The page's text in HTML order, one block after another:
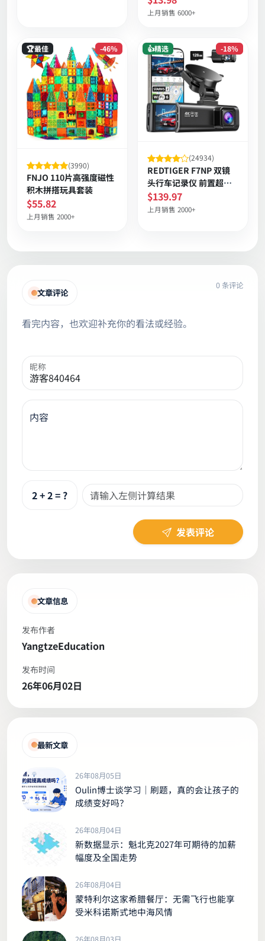
同步 兼容多款iPhone
上月销售 6000+
-46%
🏆最佳
(3990)
FNJO 110片高强度磁性
积木拼搭玩具套装
$55.82
上月销售 2000+
-18%
👍精选
(24934)
REDTIGER F7NP 双镜
头行车记录仪 前置超清
四千像素 后置高清 170
度广角 夜视 GPS 24小时
$139.97
上月销售 2000+
文章评论
看完内容，也欢迎补充你的看法或经验。
0 条评论
昵称
内容
2 + 2 = ?
发表评论
文章信息
发布作者
YangtzeEducation
发布时间
26年06月02日
最新文章
26年08月05日
Oulin博士谈学习｜刷题，真的会让孩子的
成绩变好吗？
26年08月04日
新数据显示：魁北克2027年可期待的加薪
幅度及全国走势
26年08月04日
蒙特利尔这家希腊餐厅：无需飞行也能享
受米科诺斯式地中海风情